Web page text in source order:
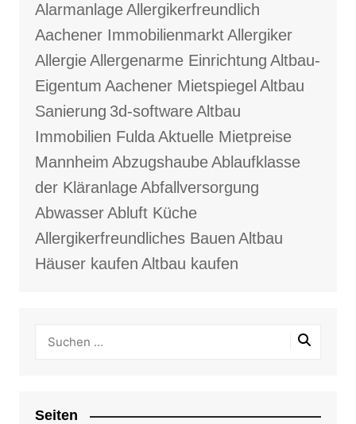
AlarmanlageAllergikerfreundlich
Aachener ImmobilienmarktAllergiker
AllergieAllergenarme Einrichtung Altbau-
Eigentum Aachener Mietspiegel Altbau
Sanierung 3d-softwareAltbau
Immobilien FuldaAktuelle Mietpreise
Mannheim AbzugshaubeAblaufklasse
der KläranlageAbfallversorgung
AbwasserAbluft Küche
Allergikerfreundliches Bauen Altbau
Häuser kaufen Altbau kaufen
Seiten